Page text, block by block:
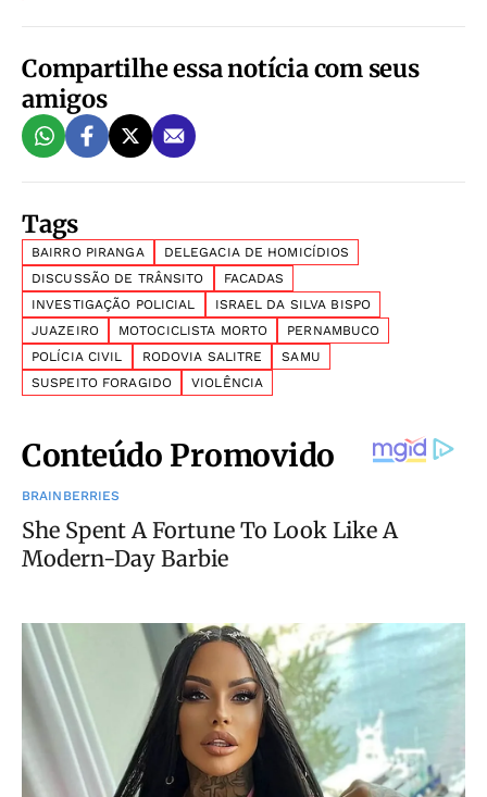
Compartilhe essa notícia com seus
amigos
Tags
BAIRRO PIRANGA
DELEGACIA DE HOMICÍDIOS
DISCUSSÃO DE TRÂNSITO
FACADAS
INVESTIGAÇÃO POLICIAL
ISRAEL DA SILVA BISPO
JUAZEIRO
MOTOCICLISTA MORTO
PERNAMBUCO
POLÍCIA CIVIL
RODOVIA SALITRE
SAMU
SUSPEITO FORAGIDO
VIOLÊNCIA